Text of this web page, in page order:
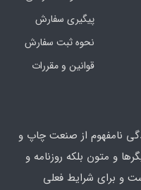
پیگیری سفارش
نحوه ثبت سفارش
قوانین و مقررات
نامفهوم از صنعت چاپ و
و متون بلکه روزنامه و
و برای شرایط فعلی